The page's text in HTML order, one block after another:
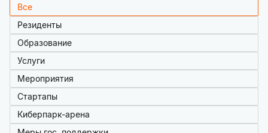
Все
Резиденты
Образование
Услуги
Мероприятия
Стартапы
Киберпарк-арена